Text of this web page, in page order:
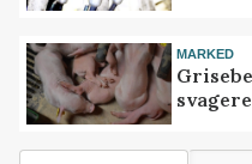
MARKED